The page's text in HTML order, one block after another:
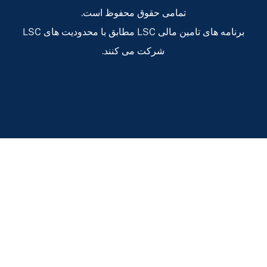
تمامی حقوق محفوظ است.
برنامه های تامین مالی LSC مطابق با محدودیت های LSC
شرکت می کنند.